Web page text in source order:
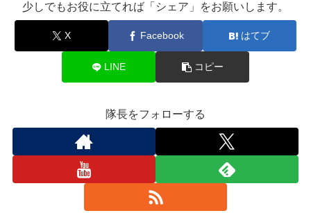
少しでもお役に立てれば「シェア」をお願いします。
X Facebook はてブ
LINE コピー
隊長をフォローする